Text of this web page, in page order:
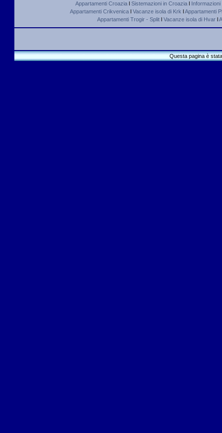
Appartamenti Croazial Sistemazioni in Croazial Informazioni
Appartamenti Crikvenica l Vacanze isola di Krk lAppartamenti
Appartamenti Trogir - Split l Vacanze isola di Hvar l
Questa pagina è